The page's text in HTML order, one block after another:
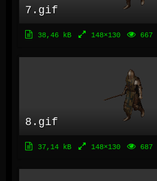
7.gif
38,46 kB 148×130 667
8.gif
37,14 kB 148×130 687